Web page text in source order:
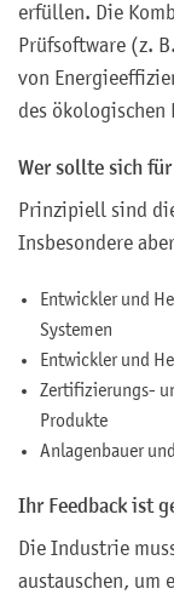
erfüllen. Die
Prüfsoftware (z.
von
des ökologischen
Wer sollte sich
Prinzipiell sind
Insbesondere
Entwickler und
Systemen
Entwickler und
Zertifizierungs-
Produkte
Anlagenbauer
Ihr Feedback ist
Die Industrie
austauschen, um